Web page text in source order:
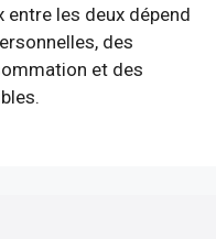
entre les deux dépend
des
et des